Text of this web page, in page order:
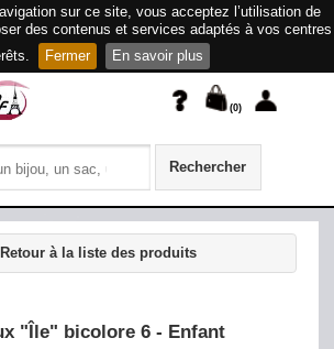
sur ce site, vous acceptez l’utilisation de
des contenus et services adaptés à vos centres
Fermer En savoir plus
(0)
Rechercher
Retour à la liste des produits
"Île" bicolore 6 - Enfant